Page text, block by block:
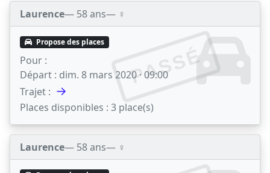
Laurence— 58 ans— ♀️
PASSÉ
Propose des places
Pour :
Départ : dim. 8 mars 2020 · 09:00
Trajet : →
Places disponibles : 3 place(s)
Laurence— 58 ans— ♀️